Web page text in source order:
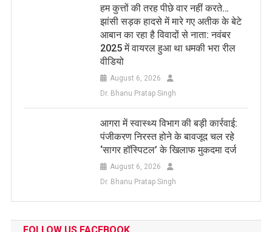
हम कुत्तों की तरह पीछे वार नहीं करते…
झांसी सड़क हादसे में मारे गए अतीक के बेटे
आबान का रहा है विवादों से नाता: नवंबर
2025 में वायरल हुआ था धमकी भरा रील
वीडियो
August 6, 2026
Dr. Bhanu Pratap Singh
आगरा में स्वास्थ्य विभाग की बड़ी कार्रवाई:
पंजीकरण निरस्त होने के बावजूद चल रहे
‘सागर हॉस्पिटल’ के खिलाफ मुकदमा दर्ज
August 6, 2026
Dr. Bhanu Pratap Singh